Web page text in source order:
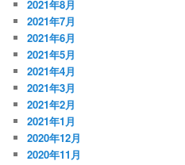
2021年8月
2021年7月
2021年6月
2021年5月
2021年4月
2021年3月
2021年2月
2021年1月
2020年12月
2020年11月